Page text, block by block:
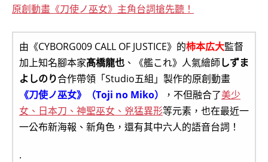
原創動畫《刀使ノ巫女》主角台詞搶先聽！
由《CYBORG009 CALL OF JUSTICE》的柿本広大監督
加上知名腳本家髙橋龍也 、《艦これ》人氣繪師しずま
よしのり合作帶領「Studio五組」製作的原創動畫
《刀使ノ巫女》（Toji no Miko）
，不但融合了美少
女、日本刀、神聖巫女、兇猛異形等元素，也在最近一
一公布新海報、新角色，還有其中六人的語音台詞！
.